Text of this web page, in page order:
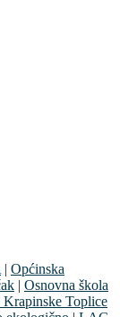
| Općinska
| Osnovna škola
Krapinske Toplice